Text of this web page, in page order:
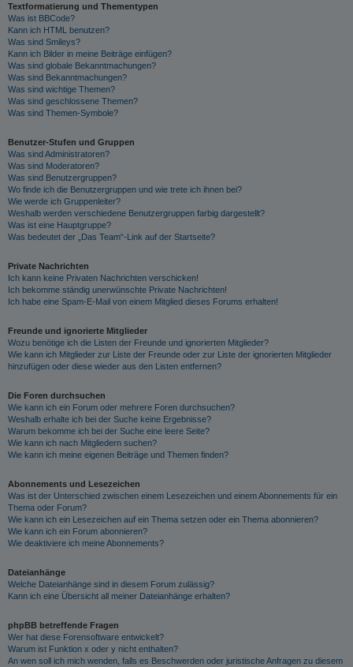
Textformatierung und Thementypen
Was ist BBCode?
Kann ich HTML benutzen?
Was sind Smileys?
Kann ich Bilder in meine Beiträge einfügen?
Was sind globale Bekanntmachungen?
Was sind Bekanntmachungen?
Was sind wichtige Themen?
Was sind geschlossene Themen?
Was sind Themen-Symbole?
Benutzer-Stufen und Gruppen
Was sind Administratoren?
Was sind Moderatoren?
Was sind Benutzergruppen?
Wo finde ich die Benutzergruppen und wie trete ich ihnen bei?
Wie werde ich Gruppenleiter?
Weshalb werden verschiedene Benutzergruppen farbig dargestellt?
Was ist eine Hauptgruppe?
Was bedeutet der „Das Team“-Link auf der Startseite?
Private Nachrichten
Ich kann keine Privaten Nachrichten verschicken!
Ich bekomme ständig unerwünschte Private Nachrichten!
Ich habe eine Spam-E-Mail von einem Mitglied dieses Forums erhalten!
Freunde und ignorierte Mitglieder
Wozu benötige ich die Listen der Freunde und ignorierten Mitglieder?
Wie kann ich Mitglieder zur Liste der Freunde oder zur Liste der ignorierten Mitglieder
hinzufügen oder diese wieder aus den Listen entfernen?
Die Foren durchsuchen
Wie kann ich ein Forum oder mehrere Foren durchsuchen?
Weshalb erhalte ich bei der Suche keine Ergebnisse?
Warum bekomme ich bei der Suche eine leere Seite?
Wie kann ich nach Mitgliedern suchen?
Wie kann ich meine eigenen Beiträge und Themen finden?
Abonnements und Lesezeichen
Was ist der Unterschied zwischen einem Lesezeichen und einem Abonnements für ein
Thema oder Forum?
Wie kann ich ein Lesezeichen auf ein Thema setzen oder ein Thema abonnieren?
Wie kann ich ein Forum abonnieren?
Wie deaktiviere ich meine Abonnements?
Dateianhänge
Welche Dateianhänge sind in diesem Forum zulässig?
Kann ich eine Übersicht all meiner Dateianhänge erhalten?
phpBB betreffende Fragen
Wer hat diese Forensoftware entwickelt?
Warum ist Funktion x oder y nicht enthalten?
An wen soll ich mich wenden, falls es Beschwerden oder juristische Anfragen zu diesem